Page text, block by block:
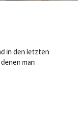
in den letzten
man
konnte,